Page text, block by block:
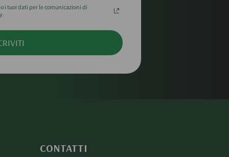
i tuoi dati per le comunicazioni di
CONTATTI